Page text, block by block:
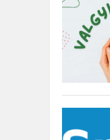
dalyvauja
„Valgyk
protingai“
programoje
mokymosi